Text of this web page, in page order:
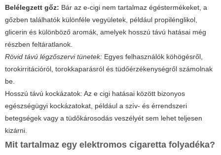
Belélegzett gőz: Bár az e-cigi nem tartalmaz égéstermékeket, a
gőzben találhatók különféle vegyületek, például propilénglikol,
glicerin és különböző aromák, amelyek hosszú távú hatásai még
részben feltáratlanok.
Rövid távú légzőszervi tünetek: Egyes felhasználók köhögésről,
torokirritációról, torokkaparásról és tüdőérzékenységről számolnak
be.
Hosszú távú kockázatok: Az e cigi hatásai között bizonyos
egészségügyi kockázatokat, például a szív- és érrendszeri
betegségek vagy a tüdőkárosodás veszélyét sem lehet teljesen
kizárni.
Mit tartalmaz egy elektromos cigaretta folyadéka?